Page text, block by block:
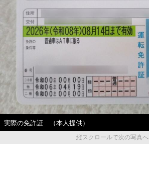
実際の免許証 （本人提供）
縦スクロールで次の写真へ